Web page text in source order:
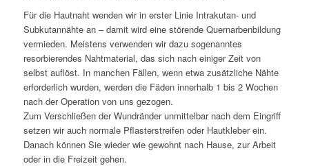
Für die Hautnaht wenden wir in erster Linie Intrakutan- und
Subkutannähte an – damit wird eine störende Quernarbenbildung
vermieden. Meistens verwenden wir dazu sogenanntes
resorbierendes Nahtmaterial, das sich nach einiger Zeit von
selbst auflöst. In manchen Fällen, wenn etwa zusätzliche Nähte
erforderlich wurden, werden die Fäden innerhalb 1 bis 2 Wochen
nach der Operation von uns gezogen.
Zum Verschließen der Wundränder unmittelbar nach dem Eingriff
setzen wir auch normale Pflasterstreifen oder Hautkleber ein.
Danach können Sie wieder wie gewohnt nach Hause, zur Arbeit
oder in die Freizeit gehen.